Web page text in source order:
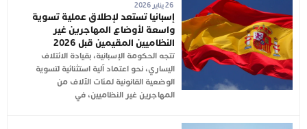
26 يناير 2026
إسبانيا تستعد لإطلاق عملية تسوية
واسعة لأوضاع المهاجرين غير
النظاميين المقيمين قبل 2026
تتجه الحكومة الإسبانية، بقيادة الائتلاف
اليساري، نحو اعتماد آلية استثنائية لتسوية
الوضعية القانونية لمئات الآلاف من
المهاجرين غير النظاميين، في